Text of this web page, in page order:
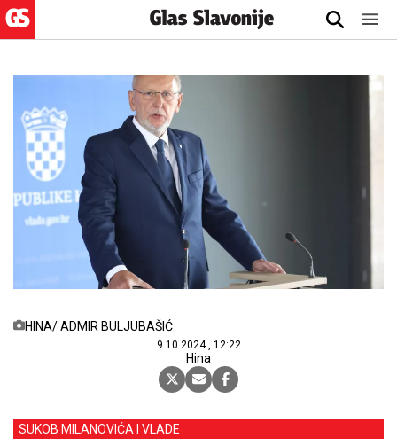
HINA/ ADMIR BULJUBAŠIĆ
9.10.2024., 12:22
Hina
SUKOB MILANOVIĆA I VLADE